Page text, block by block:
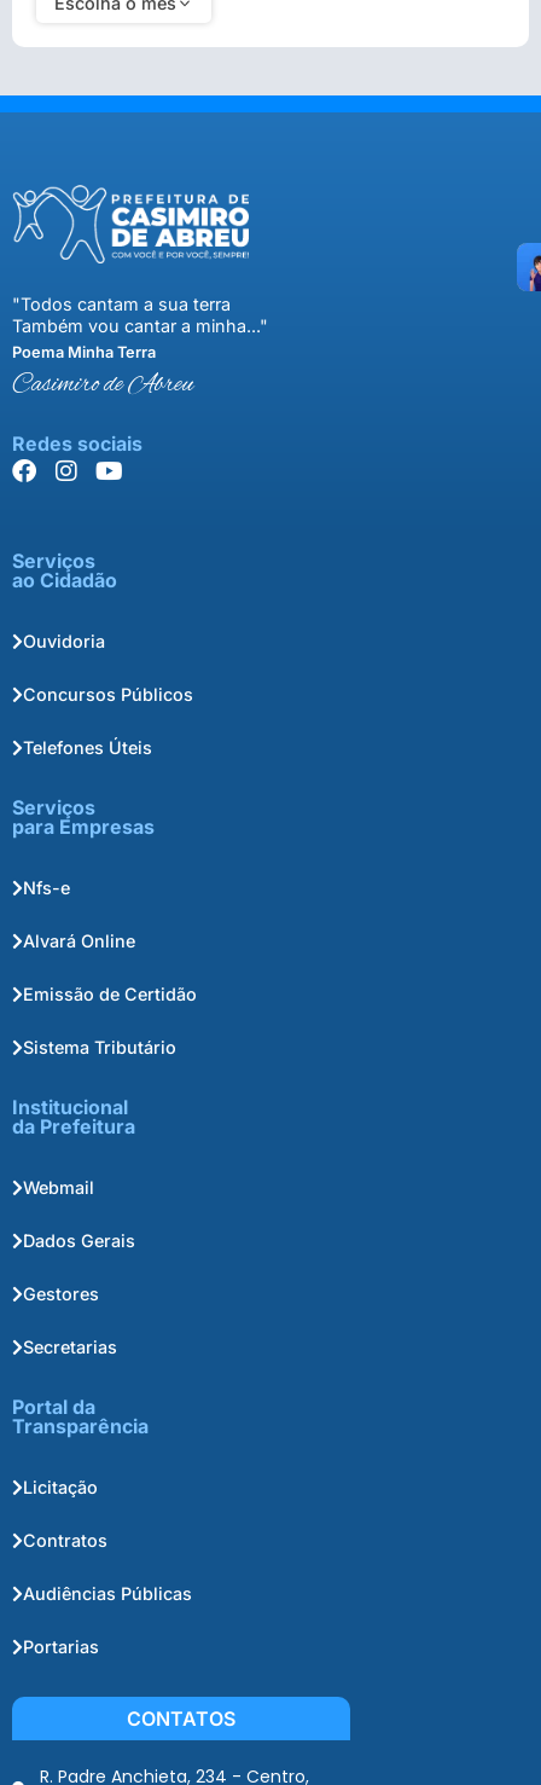
"Todos cantam a sua terra
Também vou cantar a minha..."
Poema Minha Terra
Casimiro de Abreu
Redes sociais
Serviços
ao Cidadão
Ouvidoria
Concursos Públicos
Telefones Úteis
Serviços
para Empresas
Nfs-e
Alvará Online
Emissão de Certidão
Sistema Tributário
Institucional
da Prefeitura
Webmail
Dados Gerais
Gestores
Secretarias
Portal da
Transparência
Licitação
Contratos
Audiências Públicas
Portarias
CONTATOS
R. Padre Anchieta, 234 - Centro,